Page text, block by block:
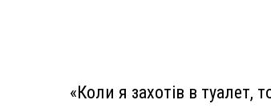
«Коли я захотів в